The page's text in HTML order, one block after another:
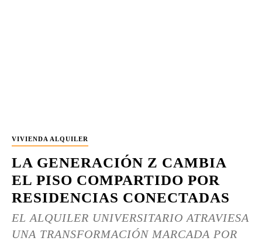
VIVIENDA ALQUILER
LA GENERACIÓN Z CAMBIA
EL PISO COMPARTIDO POR
RESIDENCIAS CONECTADAS
EL ALQUILER UNIVERSITARIO ATRAVIESA
UNA TRANSFORMACIÓN MARCADA POR